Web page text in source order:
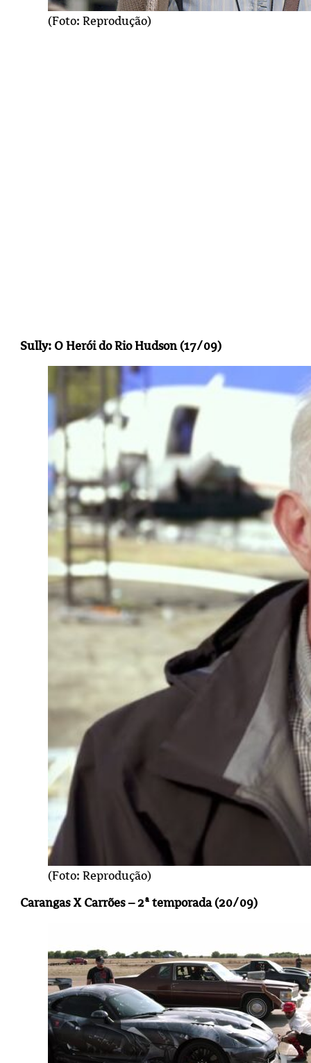
(Foto: Reprodução)
Sully: O Herói do Rio Hudson (17/09)
(Foto: Reprodução)
Carangas X Carrões – 2ª temporada (20/09)